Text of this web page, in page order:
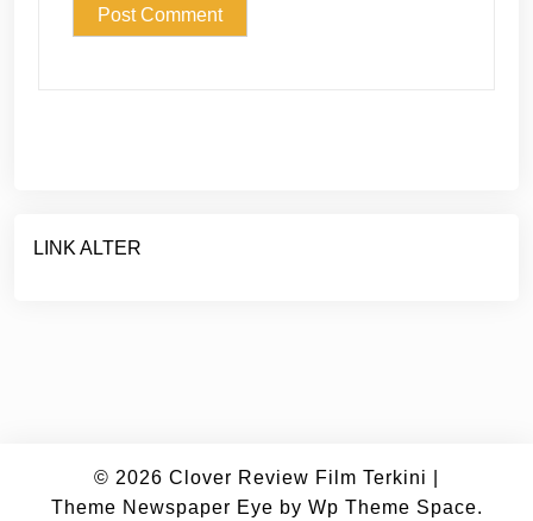
LINK ALTER
© 2026 Clover Review Film Terkini
Theme Newspaper Eye by Wp Theme Space.